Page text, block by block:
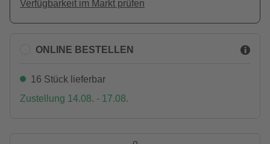
Verfügbarkeit im Markt prüfen
ONLINE BESTELLEN
16 Stück lieferbar
Zustellung 14.08. - 17.08.